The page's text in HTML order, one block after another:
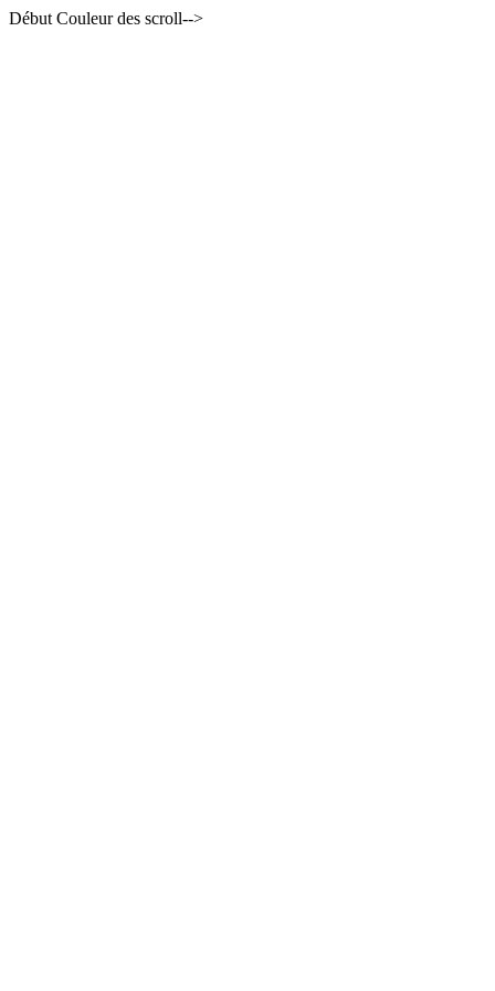
Début Couleur des scroll-->